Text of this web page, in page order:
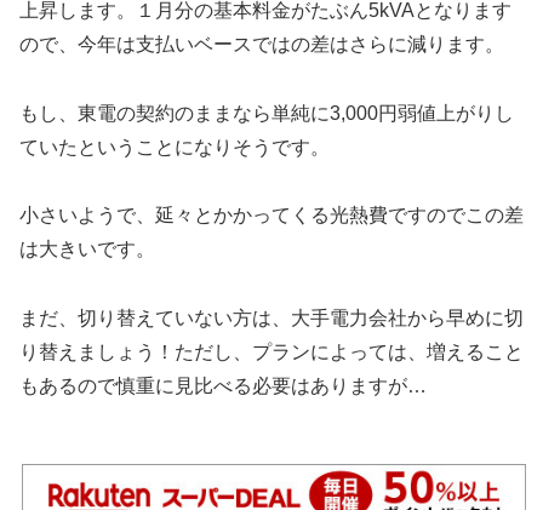
上昇します。１月分の基本料金がたぶん5kVAとなります
ので、今年は支払いベースではの差はさらに減ります。
もし、東電の契約のままなら単純に3,000円弱値上がりし
ていたということになりそうです。
小さいようで、延々とかかってくる光熱費ですのでこの差
は大きいです。
まだ、切り替えていない方は、大手電力会社から早めに切
り替えましょう！ただし、プランによっては、増えること
もあるので慎重に見比べる必要はありますが…